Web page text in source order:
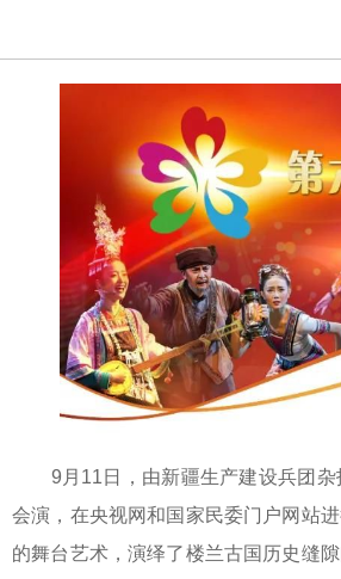
9月11日，由新疆生产建设兵团杂
会演，在央视网和国家民委门户网站
的舞台艺术，演绎了楼兰古国历史缝